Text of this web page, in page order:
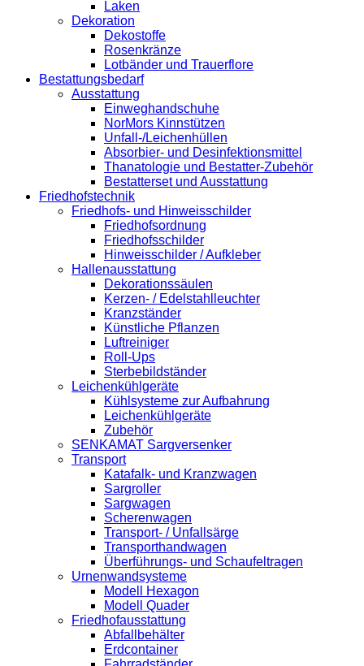
Laken
Dekoration
Dekostoffe
Rosenkränze
Lotbänder und Trauerflore
Bestattungsbedarf
Ausstattung
Einweghandschuhe
NorMors Kinnstützen
Unfall-/Leichenhüllen
Absorbier- und Desinfektionsmittel
Thanatologie und Bestatter-Zubehör
Bestatterset und Ausstattung
Friedhofstechnik
Friedhofs- und Hinweisschilder
Friedhofsordnung
Friedhofsschilder
Hinweisschilder / Aufkleber
Hallenausstattung
Dekorationssäulen
Kerzen- / Edelstahlleuchter
Kranzständer
Künstliche Pflanzen
Luftreiniger
Roll-Ups
Sterbebildständer
Leichenkühlgeräte
Kühlsysteme zur Aufbahrung
Leichenkühlgeräte
Zubehör
SENKAMAT Sargversenker
Transport
Katafalk- und Kranzwagen
Sargroller
Sargwagen
Scherenwagen
Transport- / Unfallsärge
Transporthandwagen
Überführungs- und Schaufeltragen
Urnenwandsysteme
Modell Hexagon
Modell Quader
Friedhofausstattung
Abfallbehälter
Erdcontainer